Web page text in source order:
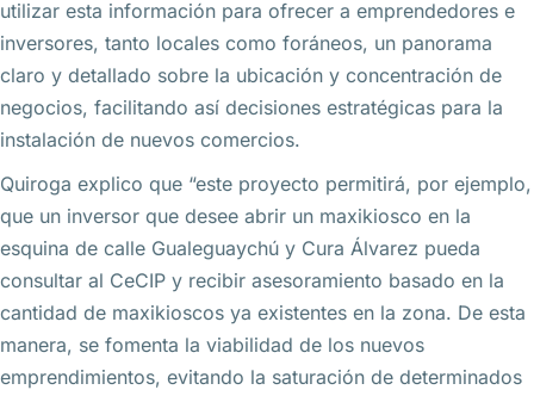
utilizar esta información para ofrecer a emprendedores e
inversores, tanto locales como foráneos, un panorama
claro y detallado sobre la ubicación y concentración de
negocios, facilitando así decisiones estratégicas para la
instalación de nuevos comercios.
Quiroga explico que “este proyecto permitirá, por ejemplo,
que un inversor que desee abrir un maxikiosco en la
esquina de calle Gualeguaychú y Cura Álvarez pueda
consultar al CeCIP y recibir asesoramiento basado en la
cantidad de maxikioscos ya existentes en la zona. De esta
manera, se fomenta la viabilidad de los nuevos
emprendimientos, evitando la saturación de determinados